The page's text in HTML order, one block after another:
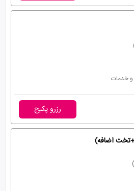
و خدمات
رزرو پکیج
اضافه)